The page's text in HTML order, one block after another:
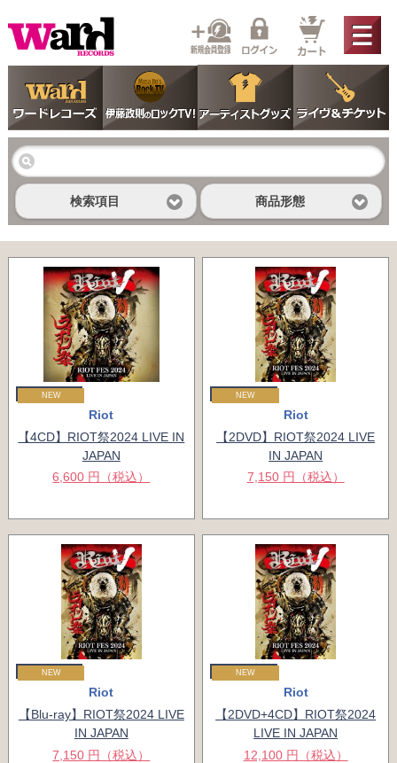
検索項目 商品形態
NEW
Riot
【4CD】RIOT祭2024 LIVE IN
JAPAN
6,600 円（税込）
NEW
Riot
【2DVD】RIOT祭2024 LIVE
IN JAPAN
7,150 円（税込）
NEW
Riot
【Blu-ray】RIOT祭2024 LIVE
IN JAPAN
7,150 円（税込）
NEW
Riot
【2DVD+4CD】RIOT祭2024
LIVE IN JAPAN
12,100 円（税込）